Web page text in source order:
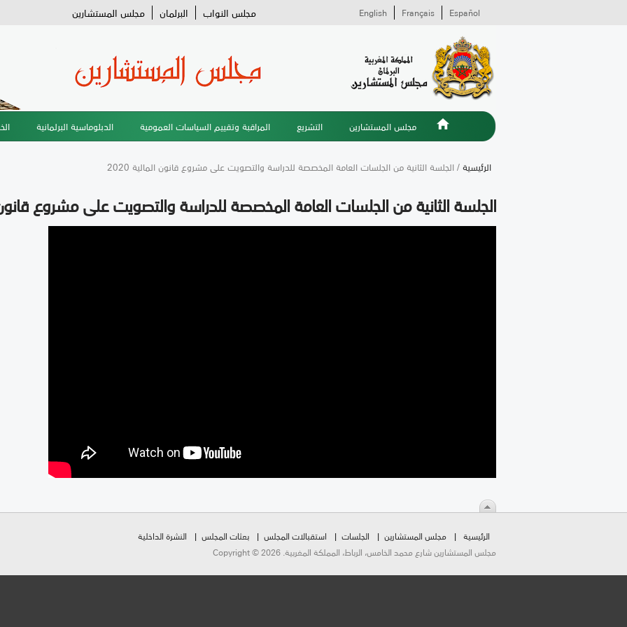
مجلس النواب البرلمان مجلس المستشارين Español
Français
English
مجلس المستشارين التشريع المراقبة وتقييم السياسات العمومية الدبلوماسية البرلمانية
الرئيسية/ الجلسة الثانية من الجلسات العامة المخصصة للدراسة والتصويت على مشروع قانون المالية 2020
الجلسة الثانية من الجلسات العامة المخصصة للدراسة والتصويت على مشروع قانون
الرئيسية مجلس المستشارين الجلسات استقبالات المجلس بعثات المجلس
النشرة الداخلية
مجلس المستشارين شارع محمد الخامس، الرباط، المملكة المغربية. Copyright © 2026